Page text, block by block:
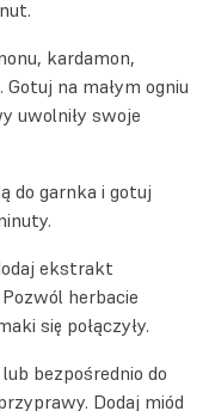
kardamon,
na małym ogniu
uwolniły swoje
do garnka i gotuj
ekstrakt
herbacie
się połączyły.
bezpośrednio do
Dodaj miód